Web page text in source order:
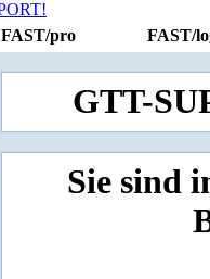
FAST/pro FAST/
GTT-
Sie sind